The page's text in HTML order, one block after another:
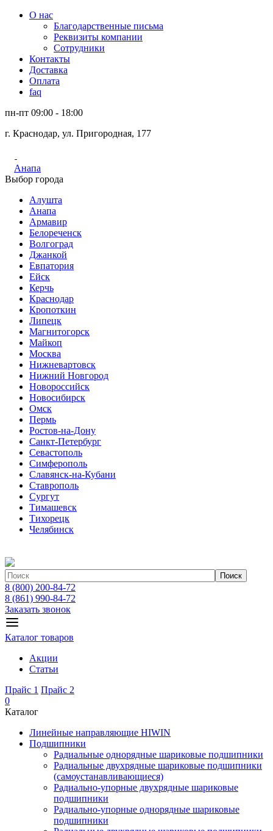
О нас
Благодарственные письма
Реквизиты компании
Сотрудники
Контакты
Доставка
Оплата
faq
пн-пт 09:00 - 18:00
г. Краснодар, ул. Пригородная, 177
Анапа
Выбор города
Алушта
Анапа
Армавир
Белореченск
Волгоград
Джанкой
Евпатория
Ейск
Керчь
Краснодар
Кропоткин
Липецк
Магнитогорск
Майкоп
Москва
Нижневартовск
Нижний Новгород
Новороссийск
Новосибирск
Омск
Пермь
Ростов-на-Дону
Санкт-Петербург
Севастополь
Симферополь
Славянск-на-Кубани
Ставрополь
Сургут
Тимашевск
Тихорецк
Челябинск
Поиск
8 (800) 200-84-72
8 (861) 990-84-72
Заказать звонок
Каталог товаров
Акции
Статьи
Прайс 1 Прайс 2
0
Каталог
Линейные направляющие HIWIN
Подшипники
Радиальные однорядные шариковые подшипники
Радиальные двухрядные шариковые подшипники
(самоустанавливающиеся)
Радиально-упорные двухрядные шариковые
подшипники
Радиально-упорные однорядные шариковые
подшипники